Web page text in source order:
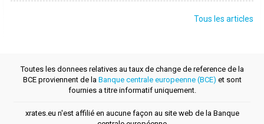
Tous les articles
Toutes les donnees relatives au taux de change de reference de la
BCE proviennent de la Banque centrale europeenne (BCE) et sont
fournies a titre informatif uniquement.
xrates.eu n'est affilié en aucune façon au site web de la Banque